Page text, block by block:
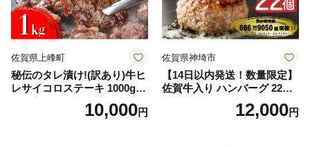
佐賀県上峰町
秘伝のタレ漬け!(訳あり)牛ヒ
レサイコロステーキ 1000g
10,000円
佐賀県神埼市
【14日以内発送！数量限定】
佐賀牛入り ハンバーグ 22個
2.6kg(120g×22個)【佐賀牛
黒毛和牛 ブランド牛 九州 ハ
12,000円